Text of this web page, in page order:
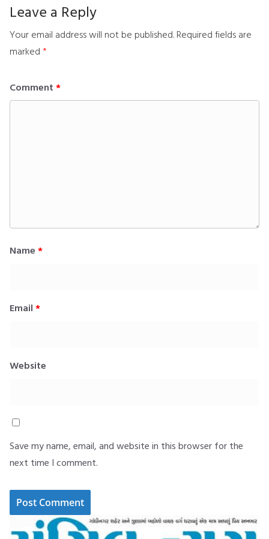
Leave a Reply
Your email address will not be published. Required fields are
marked *
Comment *
Name *
Email *
Website
Save my name, email, and website in this browser for the
next time I comment.